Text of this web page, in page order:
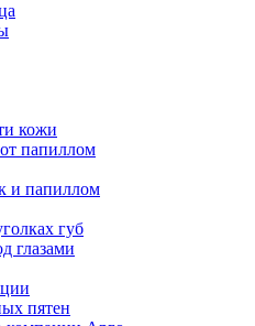
кожи
папиллом
и папиллом
губ
глазами
пятен